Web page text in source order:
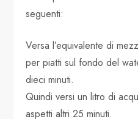
seguenti:
Versa l’equivalente di
per piatti sul fondo del
dieci minuti.
Quindi versi un litro di
aspetti altri 25 minuti.